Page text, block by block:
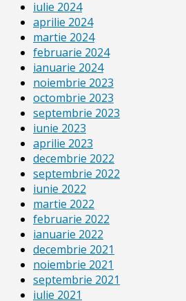
iulie 2024
aprilie 2024
martie 2024
februarie 2024
ianuarie 2024
noiembrie 2023
octombrie 2023
septembrie 2023
iunie 2023
aprilie 2023
decembrie 2022
septembrie 2022
iunie 2022
martie 2022
februarie 2022
ianuarie 2022
decembrie 2021
noiembrie 2021
septembrie 2021
iulie 2021